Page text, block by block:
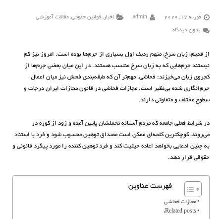
تماس با ما
فوریه 17, 2020 admin اخبار , قوانین حقوقی, مقالات آموزشی
بدون دیدگاه
از قدیم، زبان سرخ، متهم ردیف اول بسیاری از جرم‌ها بوده است. امروز نیز کم
نیستند جرم‌هایی که به زبان سرخ منتسب‌ هستند. در این میان بعضی جرم‌ها از
کجروی زبان می‌خیزند: فحاشی. مهم‌تر آن که طبقه‌بندی فحش نیز میان اعمال
جرم‌انگاری شده بی‌نظیر است. مجازات فحاشی در قانون مجازات ایران درجات و
سطوح مختلف و متفاوتی دارند.
در شرایط فعلی جامعه که مردم آستانه تحملشان پایین آمده و زود از کوره در
می‌روند، کوچکترین کلمه‌ای ممکن است مصداق توهین محسوب شود و فرد با استناد
به چنین ادعایی بخواهد اعاده حیثیت کند و فرد توهین کننده را مورد پیگرد قانونی و
حقوقی قرار دهد.
فهرست عناوین
مجازات فحاشی
Related posts: